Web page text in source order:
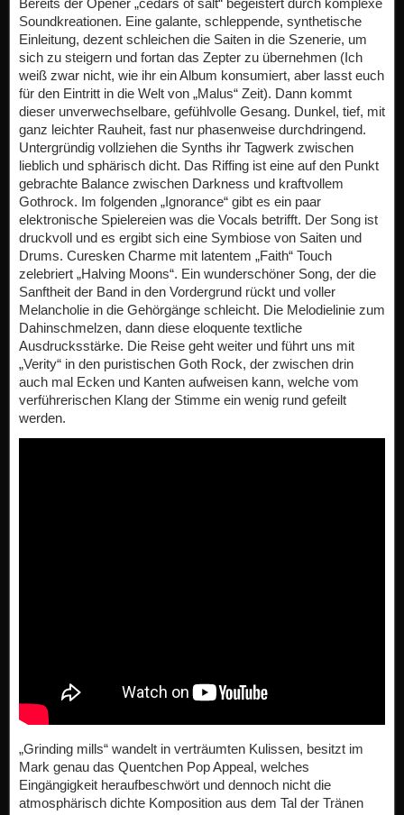
Bereits der Opener „cedars of salt“ begeistert durch komplexe
Soundkreationen. Eine galante, schleppende, synthetische
Einleitung, dezent schleichen die Saiten in die Szenerie, um
sich zu steigern und fortan das Zepter zu übernehmen (Ich
weiß zwar nicht, wie ihr ein Album konsumiert, aber lasst euch
für den Eintritt in die Welt von „Malus“ Zeit). Dann kommt
dieser unverwechselbare, gefühlvolle Gesang. Dunkel, tief, mit
ganz leichter Rauheit, fast nur phasenweise durchdringend.
Untergründig vollziehen die Synths ihr Tagwerk zwischen
lieblich und sphärisch dicht. Das Riffing ist eine auf den Punkt
gebrachte Balance zwischen Darkness und kraftvollem
Gothrock. Im folgenden „Ignorance“ gibt es ein paar
elektronische Spielereien was die Vocals betrifft. Der Song ist
druckvoll und es ergibt sich eine Symbiose von Saiten und
Drums. Curesken Charme mit latentem „Faith“ Touch
zelebriert „Halving Moons“. Ein wunderschöner Song, der die
Sanftheit der Band in den Vordergrund rückt und voller
Melancholie in die Gehörgänge schleicht. Die Melodielinie zum
Dahinschmelzen, dann diese eloquente textliche
Ausdrucksstärke. Die Reise geht weiter und führt uns mit
„Verity“ in den puristischen Goth Rock, der zwischen drin
auch mal Ecken und Kanten aufweisen kann, welche vom
verführerischen Klang der Stimme ein wenig rund gefeilt
werden.
„Grinding mills“ wandelt in verträumten Kulissen, besitzt im
Mark genau das Quentchen Pop Appeal, welches
Eingängigkeit heraufbeschwört und dennoch nicht die
atmosphärisch dichte Komposition aus dem Tal der Tränen